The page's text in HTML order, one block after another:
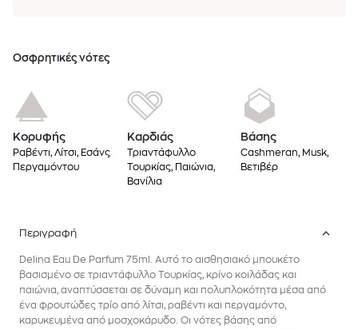
Oσφρητικές νότες
Κορυφής
Ραβέντι, Λίτσι, Εσάνς
Περγαμόντου
Καρδιάς
Τριαντάφυλλο
Τουρκίας, Παιώνια,
Βανίλια
Βάσης
Cashmeran, Musk,
Βετιβέρ
Περιγραφή
Delina Eau De Parfum 75ml. Αυτό το αισθησιακό μπουκέτο
βασισμένο σε τριαντάφυλλο Τουρκίας, κρίνο κοιλάδας και
παιώνια, αναπτύσσεται σε δύναμη και πολυπλοκότητα μέσα από
ένα φρουτώδες τρίο από λίτσι, ραβέντι και περγαμόντο,
καρυκευμένα από μοσχοκάρυδο. Οι νότες βάσης από